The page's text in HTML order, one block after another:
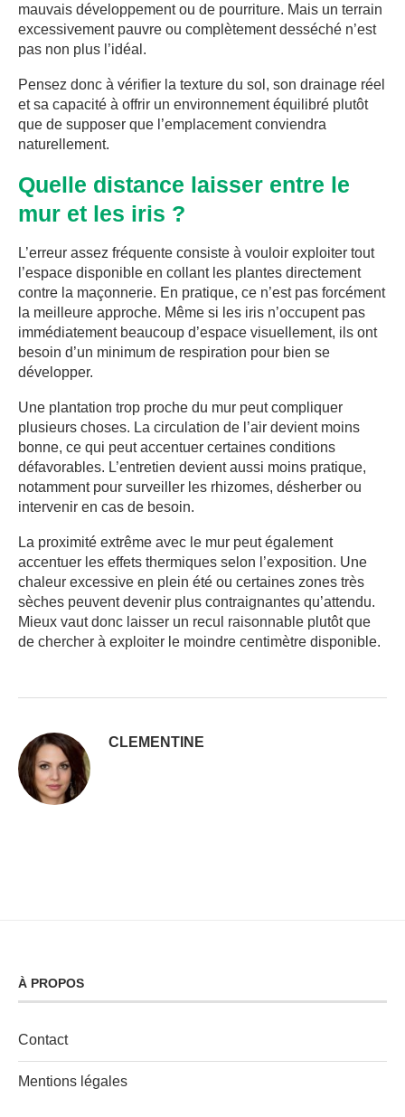
mauvais développement ou de pourriture. Mais un terrain
excessivement pauvre ou complètement desséché n’est
pas non plus l’idéal.
Pensez donc à vérifier la texture du sol, son drainage réel
et sa capacité à offrir un environnement équilibré plutôt
que de supposer que l’emplacement conviendra
naturellement.
Quelle distance laisser entre le
mur et les iris ?
L’erreur assez fréquente consiste à vouloir exploiter tout
l’espace disponible en collant les plantes directement
contre la maçonnerie. En pratique, ce n’est pas forcément
la meilleure approche. Même si les iris n’occupent pas
immédiatement beaucoup d’espace visuellement, ils ont
besoin d’un minimum de respiration pour bien se
développer.
Une plantation trop proche du mur peut compliquer
plusieurs choses. La circulation de l’air devient moins
bonne, ce qui peut accentuer certaines conditions
défavorables. L’entretien devient aussi moins pratique,
notamment pour surveiller les rhizomes, désherber ou
intervenir en cas de besoin.
La proximité extrême avec le mur peut également
accentuer les effets thermiques selon l’exposition. Une
chaleur excessive en plein été ou certaines zones très
sèches peuvent devenir plus contraignantes qu’attendu.
Mieux vaut donc laisser un recul raisonnable plutôt que
de chercher à exploiter le moindre centimètre disponible.
CLEMENTINE
À PROPOS
Contact
Mentions légales